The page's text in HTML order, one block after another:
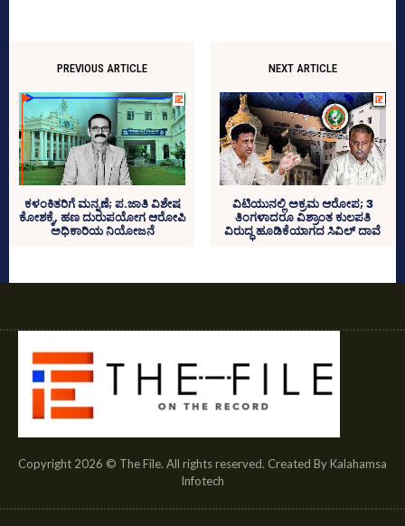
PREVIOUS ARTICLE
ಕಳಂಕಿತರಿಗೆ ಮನ್ನಣೆ; ಪ.ಜಾತಿ ವಿಶೇಷ
ಕೋಶಕ್ಕೆ, ಹಣ ದುರುಪಯೋಗ ಆರೋಪಿ
ಅಧಿಕಾರಿಯ ನಿಯೋಜನೆ
NEXT ARTICLE
ವಿಟಿಯುನಲ್ಲಿ ಅಕ್ರಮ ಆರೋಪ; 3
ತಿಂಗಳಾದರೂ ವಿಶ್ರಾಂತ ಕುಲಪತಿ
ವಿರುದ್ಧ ಹೂಡಿಕೆಯಾಗದ ಸಿವಿಲ್‌ ದಾವೆ
Copyright 2026 © The File. All rights reserved. Created By Kalahamsa
Infotech